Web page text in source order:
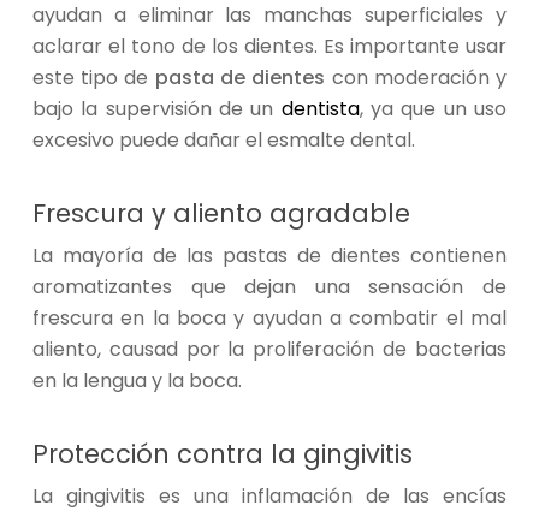
ayudan a eliminar las manchas superficiales y
aclarar el tono de los dientes. Es importante usar
este tipo de pasta de dientes con moderación y
bajo la supervisión de un dentista, ya que un uso
excesivo puede dañar el esmalte dental.
Frescura y aliento agradable
La mayoría de las pastas de dientes contienen
aromatizantes que dejan una sensación de
frescura en la boca y ayudan a combatir el mal
aliento, causad por la proliferación de bacterias
en la lengua y la boca.
Protección contra la gingivitis
La gingivitis es una inflamación de las encías